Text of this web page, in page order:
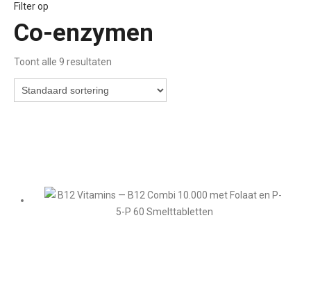
Filter op
Co-enzymen
Toont alle 9 resultaten